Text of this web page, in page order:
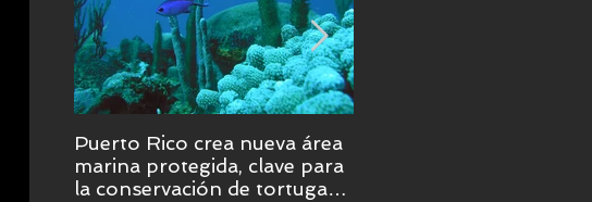
Puerto Rico crea nueva área
marina protegida, clave para
la conservación de tortugas,